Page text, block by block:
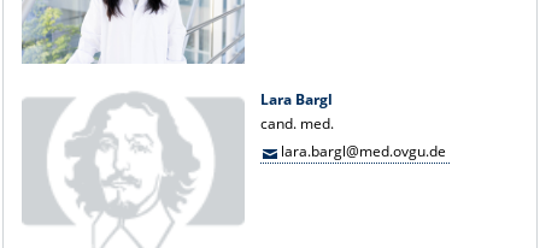
Lara Bargl
cand. med.
lara.bargl@med.ovgu.de